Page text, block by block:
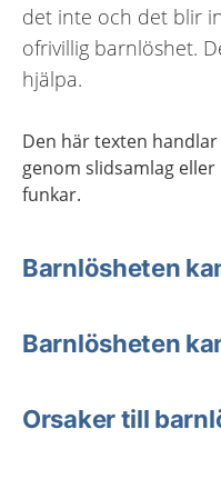
det inte och det blir
ofrivillig barnlöshet.
hjälpa.
Den här texten
genom slidsamlag
funkar.
Barnlösheten
Barnlösheten
Orsaker till